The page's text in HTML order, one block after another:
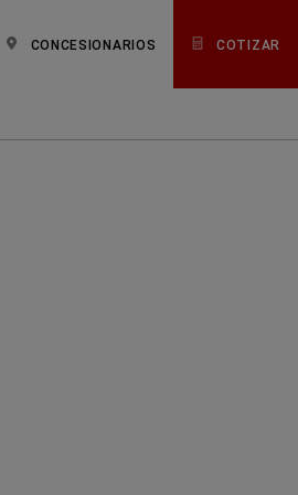
CONCESIONARIOS COTIZAR